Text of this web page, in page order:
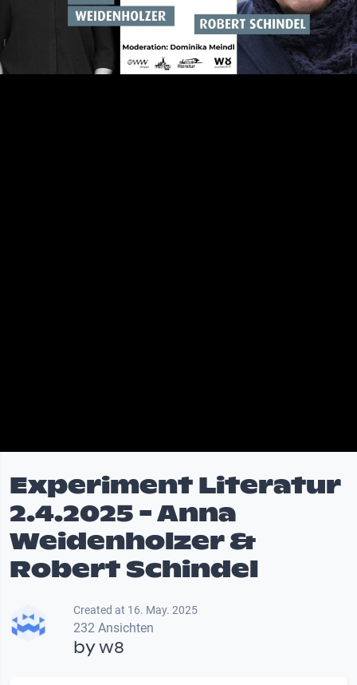
Video
Experiment Literatur
2.4.2025 - Anna
Weidenholzer &
Robert Schindel
Created at 16. May. 2025
232 Ansichten
byw8